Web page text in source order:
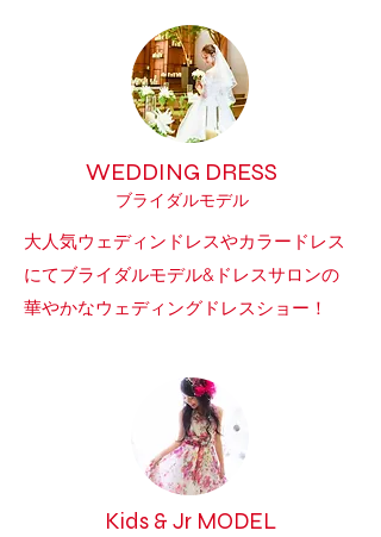
WEDDING DRESS
ブライダルモデル
大人気ウェディンドレスやカラードレス
にてブライダルモデル&ドレスサロンの
華やかなウェディングドレスショー！
Kids & Jr MODEL